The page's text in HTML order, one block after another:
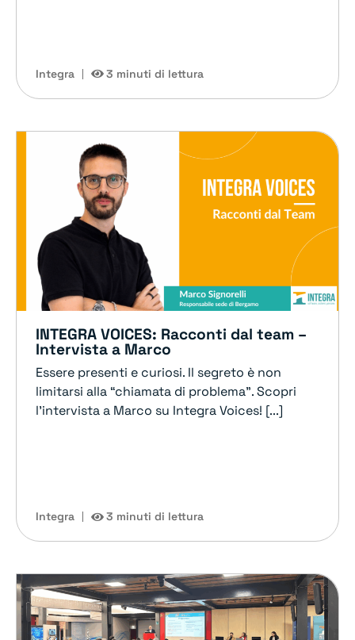
Integra 3 minuti di lettura
INTEGRA VOICES: Racconti dal team –
Intervista a Marco
Essere presenti e curiosi. Il segreto è non
limitarsi alla “chiamata di problema”. Scopri
l'intervista a Marco su Integra Voices! [...]
Integra 3 minuti di lettura